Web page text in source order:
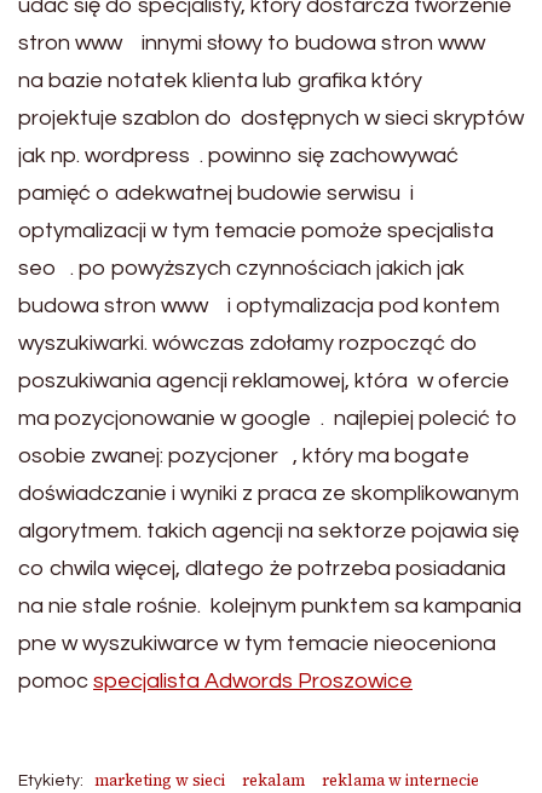
udać się do specjalisty, który dostarcza tworzenie
stron www innymi słowy to budowa stron www
na bazie notatek klienta lub grafika który
projektuje szablon do dostępnych w sieci skryptów
jak np. wordpress . powinno się zachowywać
pamięć o adekwatnej budowie serwisu i
optymalizacji w tym temacie pomoże specjalista
seo . po powyższych czynnościach jakich jak
budowa stron www i optymalizacja pod kontem
wyszukiwarki. wówczas zdołamy rozpocząć do
poszukiwania agencji reklamowej, która w ofercie
ma pozycjonowanie w google . najlepiej polecić to
osobie zwanej: pozycjoner , który ma bogate
doświadczanie i wyniki z praca ze skomplikowanym
algorytmem. takich agencji na sektorze pojawia się
co chwila więcej, dlatego że potrzeba posiadania
na nie stale rośnie. kolejnym punktem sa kampania
pne w wyszukiwarce w tym temacie nieoceniona
pomoc specjalista Adwords Proszowice
Etykiety: marketing w sieci rekalam
reklama w internecie